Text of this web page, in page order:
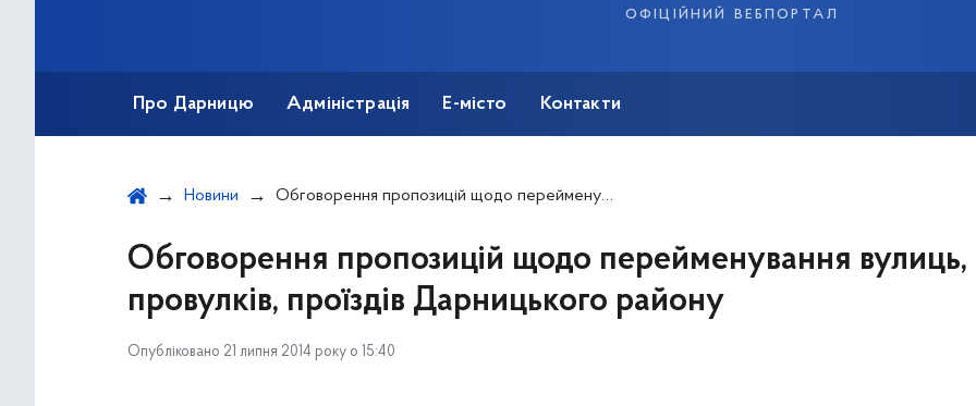
офіційний вебпортал
Про Дарницю Адміністрація Е-місто Контакти
Новини Обговорення пропозицій щодо перейменування вулиць, провулків, проїздів Дарницького району
Обговорення пропозицій щодо перейменування вулиць,
провулків, проїздів Дарницького району
Опубліковано 21 липня 2014 року о 15:40